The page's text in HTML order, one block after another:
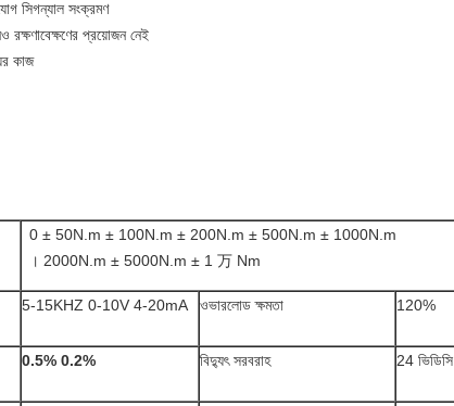
সিগন্যাল সংক্রমণ
প্রয়োজন নেই
কাজ
0 ± 50N.m ± 100N.m ± 200N.m ± 500N.m ± 1000N.m
। 2000N.m ± 5000N.m ± 1 万 Nm
5-15KHZ 0-10V 4-20mA ওভারলোড ক্ষমতা 120%
0.5% 0.2% বিদ্যুৎ সরবরাহ 24 ভিডিসি